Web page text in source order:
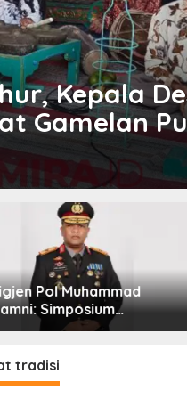
Kepala
Gamelan
Muhammad
Simposium
Outlook
Banyak Masukan
tradisi